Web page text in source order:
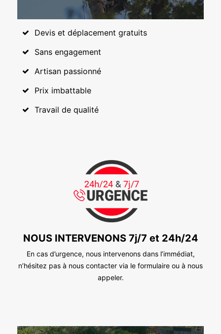
Devis et déplacement gratuits
Sans engagement
Artisan passionné
Prix imbattable
Travail de qualité
NOUS INTERVENONS 7j/7 et 24h/24
En cas d’urgence, nous intervenons dans l’immédiat,
n’hésitez pas à nous contacter via le formulaire ou à nous
appeler.